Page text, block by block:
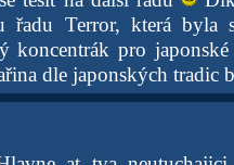
řadu Terror, která
koncentrák pro
dle japonských tradic